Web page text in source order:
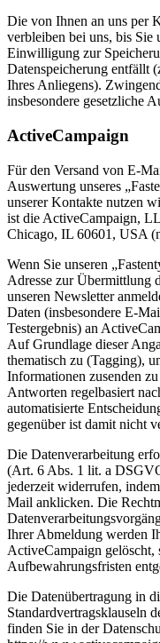
Die von Ihnen an uns per
verbleiben bei uns, bis
Einwilligung zur
Datenspeicherung entfällt
Ihres Anliegens).
insbesondere gesetzliche
ActiveCampaign
Für den Versand von E-
Auswertung unseres
unserer Kontakte nutzen
ist die ActiveCampaign,
Chicago, IL 60601, USA
Wenn Sie unseren
Adresse zur Übermittlung
unseren Newsletter
Daten (insbesondere E-
Testergebnis) an
Auf Grundlage dieser
thematisch zu (Tagging),
Informationen zusenden
Antworten regelbasiert
automatisierte
gegenüber ist damit nicht
Die Datenverarbeitung
(Art. 6 Abs. 1 lit. a
jederzeit widerrufen,
Mail anklicken. Die
Ihrer Abmeldung werden
ActiveCampaign gelöscht,
Aufbewahrungsfristen
Die Datenübertragung in
Standardvertragsklauseln
finden Sie in der